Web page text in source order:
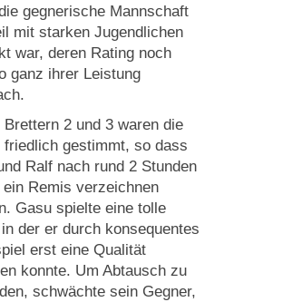
gegnerische Mannschaft
mit starken Jugendlichen
war, deren Rating noch
ganz ihrer Leistung
Brettern 2 und 3 waren die
friedlich gestimmt, so dass
Ralf nach rund 2 Stunden
ein Remis verzeichnen
Gasu spielte eine tolle
der er durch konsequentes
erst eine Qualität
konnte. Um Abtausch zu
schwächte sein Gegner,